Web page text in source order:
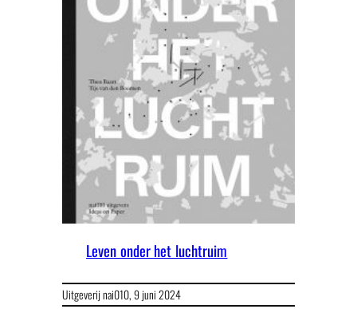
Leven onder het luchtruim
Uitgeverij nai010,9 juni 2024